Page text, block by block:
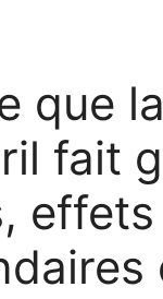
que
fait
effets